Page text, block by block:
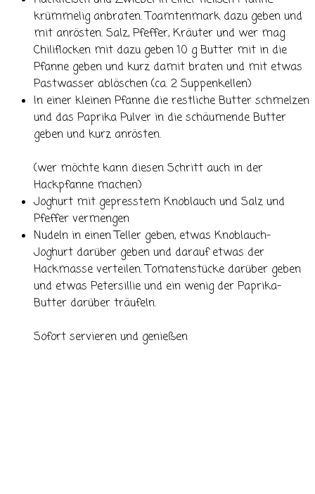
krümmelig anbraten. Toamtenmark dazu geben und
mit anrösten. Salz, Pfeffer, Kräuter und wer mag
Chiliflocken mit dazu geben 10 g Butter mit in die
Pfanne geben und kurz damit braten und mit etwas
Pastwasser ablöschen (ca. 2 Suppenkellen)
In einer kleinen Pfanne die restliche Butter schmelzen
und das Paprika Pulver in die schäumende Butter
geben und kurz anrösten.
(wer möchte kann diesen Schritt auch in der
Hackpfanne machen)
Joghurt mit gepresstem Knoblauch und Salz und
Pfeffer vermengen
Nudeln in einen Teller geben, etwas Knoblauch-
Joghurt darüber geben und darauf etwas der
Hackmasse verteilen. Tomatenstücke darüber geben
und etwas Petersillie und ein wenig der Paprika-
Butter darüber träufeln.
Sofort servieren und genießen